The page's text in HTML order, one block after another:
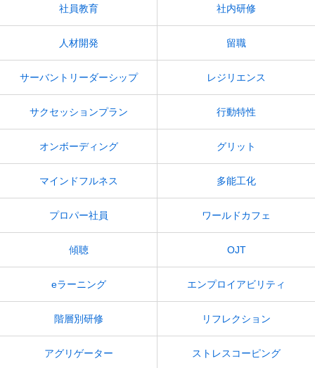
社員教育 社内研修
人材開発 留職
サーバントリーダーシップ レジリエンス
サクセッションプラン 行動特性
オンボーディング グリット
マインドフルネス 多能工化
プロパー社員 ワールドカフェ
傾聴 OJT
eラーニング エンプロイアビリティ
階層別研修 リフレクション
アグリゲーター ストレスコーピング